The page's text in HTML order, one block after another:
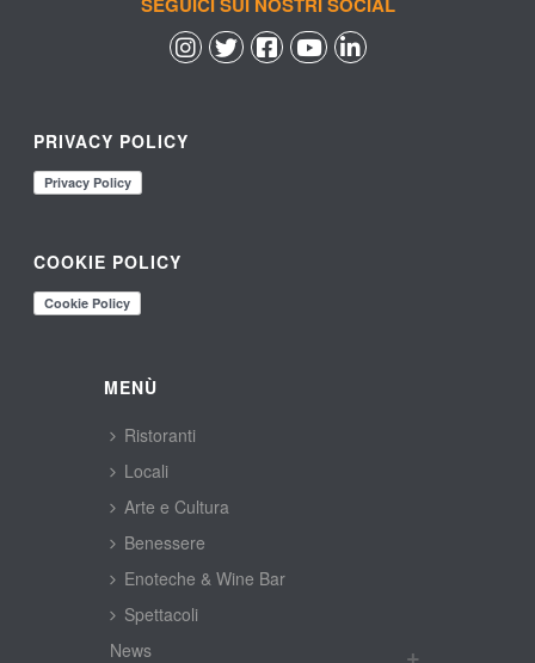
PRIVACY POLICY
COOKIE POLICY
MENÙ
Ristoranti
Locali
Arte e Cultura
Benessere
Enoteche & Wine Bar
Spettacoli
New